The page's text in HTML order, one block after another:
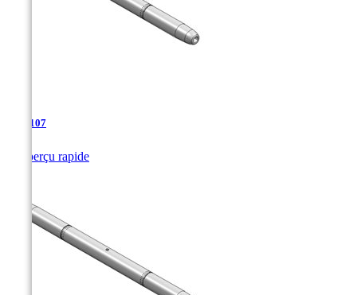
TJA-107
Aperçu rapide